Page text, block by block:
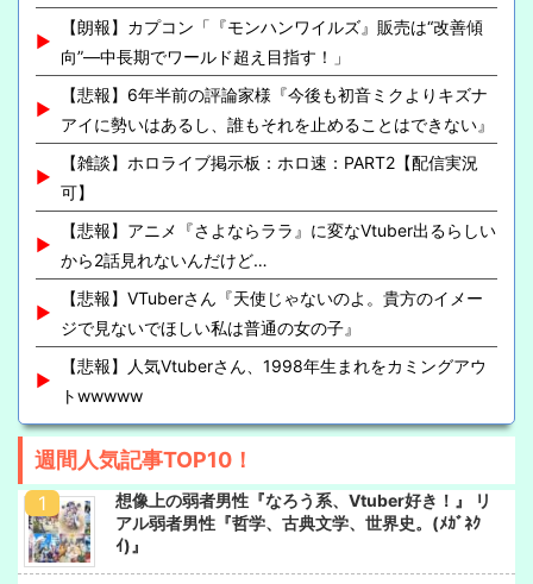
【朗報】カプコン「『モンハンワイルズ』販売は“改善傾
向”―中長期でワールド超え目指す！」
【悲報】6年半前の評論家様『今後も初音ミクよりキズナ
アイに勢いはあるし、誰もそれを止めることはできない』
【雑談】ホロライブ掲示板：ホロ速：PART2【配信実況
可】
【悲報】アニメ『さよならララ』に変なVtuber出るらしい
から2話見れないんだけど…
【悲報】VTuberさん『天使じゃないのよ。貴方のイメー
ジで見ないでほしい私は普通の女の子』
【悲報】人気Vtuberさん、1998年生まれをカミングアウ
トwwwww
週間人気記事TOP10！
想像上の弱者男性『なろう系、Vtuber好き！』 リ
アル弱者男性『哲学、古典文学、世界史。(ﾒｶﾞﾈｸ
ｲ)』